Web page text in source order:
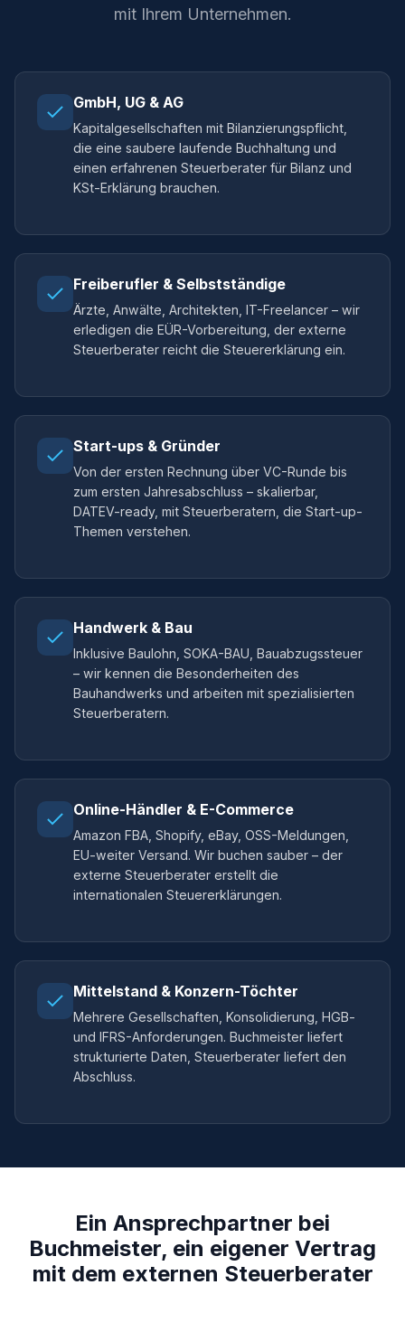
mit Ihrem Unternehmen.
GmbH, UG & AG
Kapitalgesellschaften mit Bilanzierungspflicht,
die eine saubere laufende Buchhaltung und
einen erfahrenen Steuerberater für Bilanz und
KSt-Erklärung brauchen.
Freiberufler & Selbstständige
Ärzte, Anwälte, Architekten, IT-Freelancer – wir
erledigen die EÜR-Vorbereitung, der externe
Steuerberater reicht die Steuererklärung ein.
Start-ups & Gründer
Von der ersten Rechnung über VC-Runde bis
zum ersten Jahresabschluss – skalierbar,
DATEV-ready, mit Steuerberatern, die Start-up-
Themen verstehen.
Handwerk & Bau
Inklusive Baulohn, SOKA-BAU, Bauabzugssteuer
– wir kennen die Besonderheiten des
Bauhandwerks und arbeiten mit spezialisierten
Steuerberatern.
Online-Händler & E-Commerce
Amazon FBA, Shopify, eBay, OSS-Meldungen,
EU-weiter Versand. Wir buchen sauber – der
externe Steuerberater erstellt die
internationalen Steuererklärungen.
Mittelstand & Konzern-Töchter
Mehrere Gesellschaften, Konsolidierung, HGB-
und IFRS-Anforderungen. Buchmeister liefert
strukturierte Daten, Steuerberater liefert den
Abschluss.
Ein Ansprechpartner bei
Buchmeister, ein eigener Vertrag
mit dem externen Steuerberater